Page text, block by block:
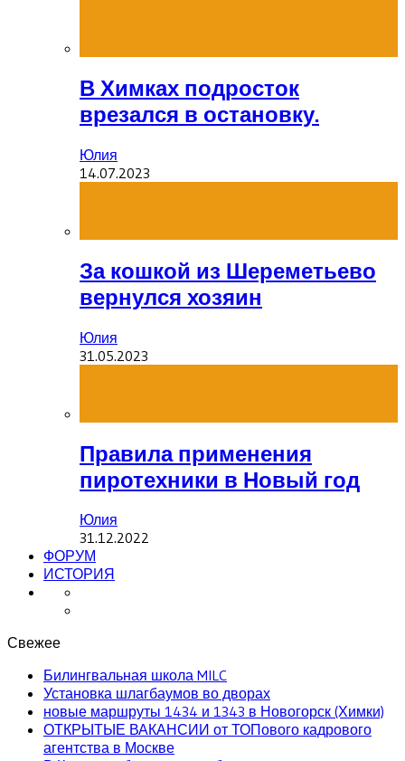
В Химках подросток
врезался в остановку.
Юлия
14.07.2023
За кошкой из Шереметьево
вернулся хозяин
Юлия
31.05.2023
Правила применения
пиротехники в Новый год
Юлия
31.12.2022
ФОРУМ
ИСТОРИЯ
Свежее
Билингвальная школа MILC
Установка шлагбаумов во дворах
новые маршруты 1434 и 1343 в Новогорск (Химки)
ОТКРЫТЫЕ ВАКАНСИИ от ТОПового кадрового
агентства в Москве